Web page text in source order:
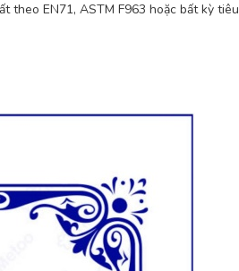
theo EN71, ASTM F963 hoặc bất kỳ tiêu